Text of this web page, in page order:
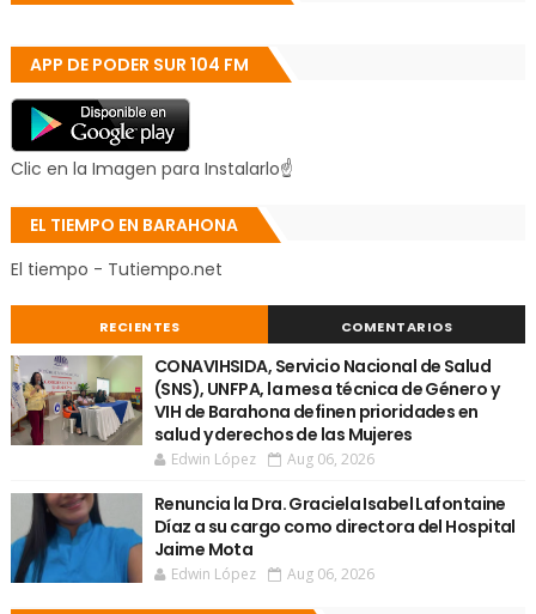
APP DE PODER SUR 104 FM
Clic en la Imagen para Instalarlo☝
EL TIEMPO EN BARAHONA
El tiempo - Tutiempo.net
RECIENTES COMENTARIOS
CONAVIHSIDA, Servicio Nacional de Salud
(SNS), UNFPA, la mesa técnica de Género y
VIH de Barahona definen prioridades en
salud y derechos de las Mujeres
Edwin López Aug 06, 2026
Renuncia la Dra. Graciela Isabel Lafontaine
Díaz a su cargo como directora del Hospital
Jaime Mota
Edwin López Aug 06, 2026